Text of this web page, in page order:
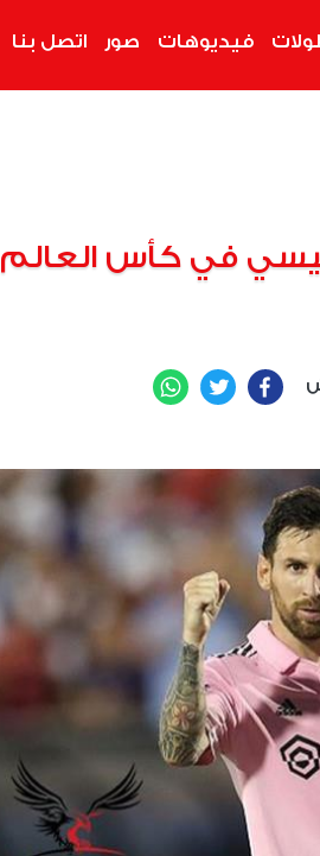
فيديوهات صور اتصل بنا
في كأس العالم
Facebook
Twitter